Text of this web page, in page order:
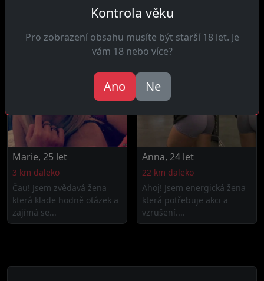
zbytečných otázek a...
Marie, 25 let
3 km daleko
Čau! Jsem zvědavá žena
která klade hodně otázek a
zajímá se...
Anna, 24 let
22 km daleko
Ahoj! Jsem energická žena
která potřebuje akci a
vzrušení....
Kontrola věku
Pro zobrazení obsahu musíte být starší 18 let. Je
vám 18 nebo více?
Ano Ne